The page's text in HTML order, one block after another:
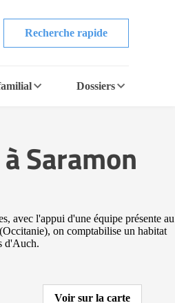
Recherche rapide
Dossiers
Saramon
avec l'appui d'une équipe présente au
on comptabilise un habitat
d'Auch.
Voir sur la carte